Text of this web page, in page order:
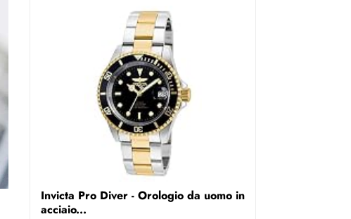
Invicta Pro Diver - Orologio da uomo in
acciaio...